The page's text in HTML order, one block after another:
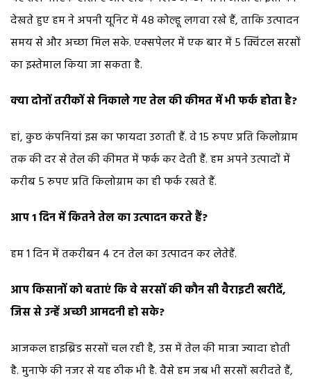
देखते हुए हम ने अपनी यूनिट में 48 कोल्हू लगवा रखे हैं, ताकि उत्पादन
समय से और अच्छा मिल सके. एक्सपेलर में एक बार में 5 क्विंटल सरसों
का इस्तेमाल किया जा सकता है.
क्या दोनों तरीकों से निकाले गए तेल की कीमत में भी फर्क होता है?
हां, कुछ कंपनियां इस का फायदा उठाती हैं. वे 15 रुपए प्रति किलोग्राम
तक की दर से तेल की कीमत में फर्क कर देती हैं. हम अपने उत्पादों में
करीब 5 रुपए प्रति किलोग्राम का ही फर्क रखते हैं.
आप 1 दिन में कितने तेल का उत्पादन करते हैं?
हम 1 दिन में तकरीबन 4 टन तेल का उत्पादन कर लेतेहैं.
आप किसानों को बताएं कि वे सरसों की कौन सी वैराइटी खरीदें,
जिस से उन्हें अच्छी आमदनी हो सके?
आजकल हाइब्रिड सरसों चल रही है, उस में तेल की मात्रा ज्यादा होती
है. मुनाफे की नजर से यह ठीक भी है. वैसे हम जब भी सरसों खरीदते हैं,